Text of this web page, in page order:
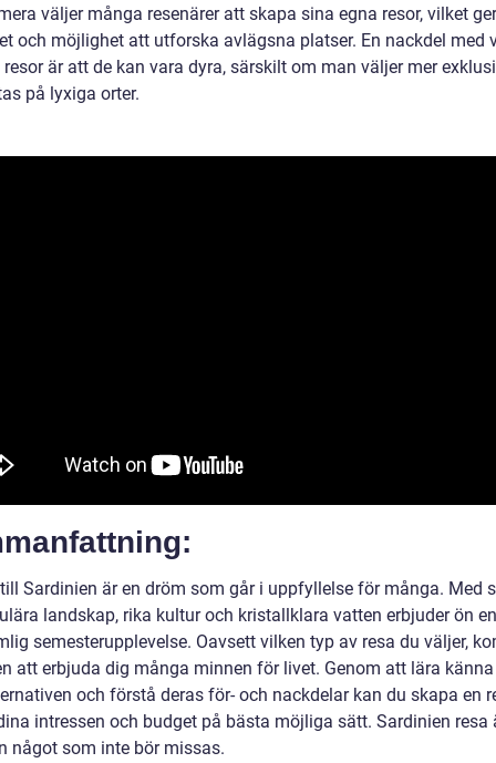
väljer många resenärer att skapa sina egna resor, vilket
och möjlighet att utforska avlägsna platser. En nackdel med
resor är att de kan vara dyra, särskilt om man väljer mer
på lyxiga orter.
Sardinien är en dröm som går i uppfyllelse för många. Med
landskap, rika kultur och kristallklara vatten erbjuder ön en
semesterupplevelse. Oavsett vilken typ av resa du väljer,
att erbjuda dig många minnen för livet. Genom att lära
och förstå deras för- och nackdelar kan du skapa en
intressen och budget på bästa möjliga sätt. Sardinien resa
något som inte bör missas.